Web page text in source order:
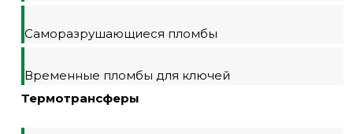
Саморазрушающиеся пломбы
Временные пломбы для ключей
Термотрансферы